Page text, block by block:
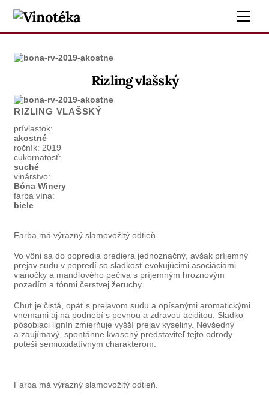
Skip
Rizling vlašský
RIZLING VLAŠSKÝ
prívlastok:
akostné
ročník: 2019
cukornatosť:
suché
vinárstvo:
Bóna Winery
farba vína:
biele
Farba má výrazný slamovožltý odtieň.
Vo vôni sa do popredia prediera jednoznačný, avšak príjemný
prejav sudu v popredí so sladkosť evokujúcimi asociáciami
vianočky a mandľového pečiva s príjemným hroznovým
pozadím a tónmi čerstvej žeruchy.
Chuť je čistá, opäť s prejavom sudu a opísanými aromatickými
vnemami aj na podnebí s pevnou a zdravou aciditou. Sladko
pôsobiaci lignín zmierňuje vyšší prejav kyseliny. Nevšedný
a zaujímavý, spontánne kvasený predstaviteľ tejto odrody
poteší semioxidatívnym charakterom.
Farba má výrazný slamovožltý odtieň.